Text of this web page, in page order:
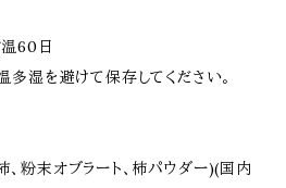
温60日
多湿を避けて保存してください。
粉末オブラート、柿パウダー)(国内